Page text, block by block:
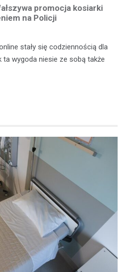
promocja kosiarki
na Policji
stały się codziennością dla
ta wygoda niesie ze sobą także